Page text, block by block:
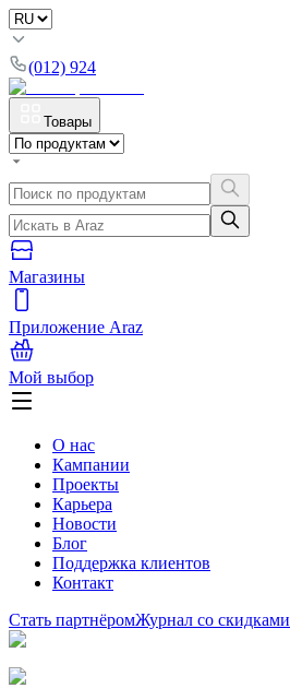
(012) 924
Товары
Магазины
Приложение Araz
Мой выбор
О нас
Кампании
Проекты
Карьера
Новости
Блог
Поддержка клиентов
Контакт
Стать партнёромЖурнал со скидками